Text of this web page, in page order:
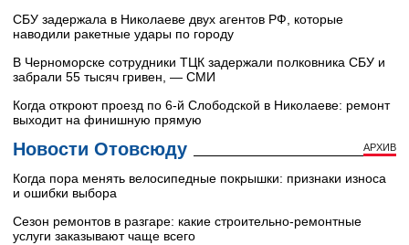
СБУ задержала в Николаеве двух агентов РФ, которые
наводили ракетные удары по городу
В Черноморске сотрудники ТЦК задержали полковника СБУ и
забрали 55 тысяч гривен, — СМИ
Когда откроют проезд по 6-й Слободской в Николаеве: ремонт
выходит на финишную прямую
Новости Отовсюду АРХИВ
Когда пора менять велосипедные покрышки: признаки износа
и ошибки выбора
Сезон ремонтов в разгаре: какие строительно-ремонтные
услуги заказывают чаще всего